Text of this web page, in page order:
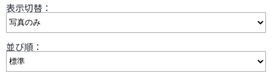
表示切替：
並び順：